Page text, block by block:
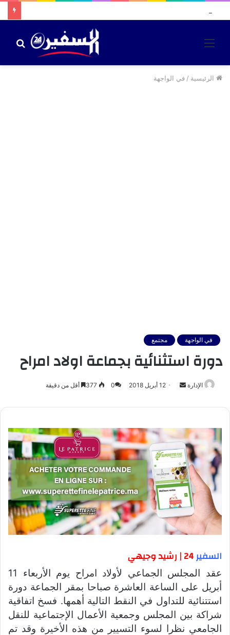
القائمة
الرئيسية / في الواجهة
في الواجهة مجتمع
دورة استثنائية بجماعة اولاد امراح
الإدارة
أرسل
إلكترونيا
12 أبريل 2018 0 أقل من دقيقة
السفير24 | رشيد وجيهي
عقد المجلس الجماعي لأولاد امراح يوم الأربعاء 11
أبريل على الساعة العاشرة صباحا بمقر الجماعة دورة
استتنائية للتداول في النقط التالية أهمها. فسخ اتفاقية
شراكة بين المجلس وجمعية الأعمال الإجتماعية للنقل
الجامعي نظرا لسوء التسيير من هذه الأخيرة وقد تم